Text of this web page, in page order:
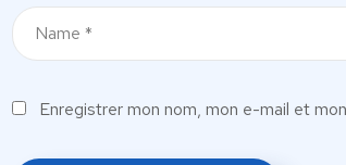
Enregistrer mon nom, mon e-mail et